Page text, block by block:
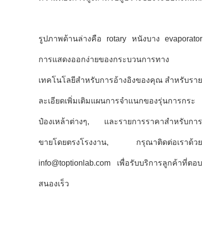
รูปภาพด้านล่างคือ rotary หนังบาง evaporator
การแสดงออกง่ายของกระบวนการทาง
เทคโนโลยีสําหรับการอ้างอิงของคุณ สําหรับราย
ละเอียดเพิ่มเติมแผนการจําแนกของรุ่นการกระ
ป๋องเหล้าต่างๆ, และรายการราคาสําหรับการ
ขายโดยตรงโรงงาน, กรุณาติดต่อเราด้วย
info@toptionlab.com เพื่อรับบริการลูกค้าที่ตอบ
สนองเร็ว